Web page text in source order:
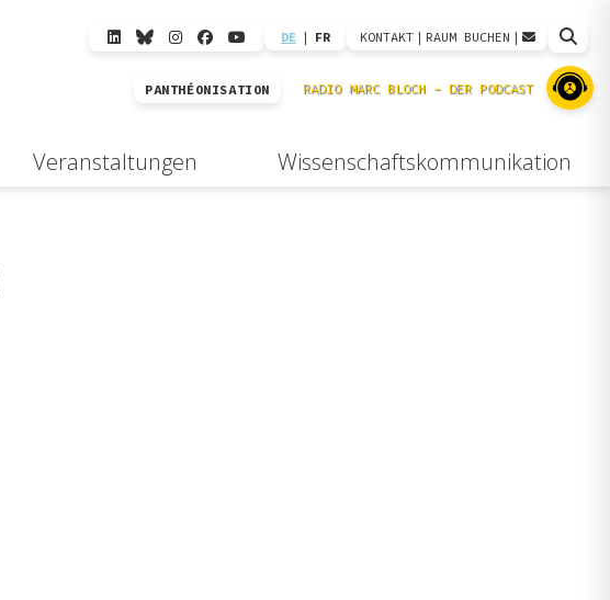
DE | FR KONTAKT | RAUM BUCHEN |
PANTHÉONISATION
Veranstaltungen Wissenschaftskommunikation